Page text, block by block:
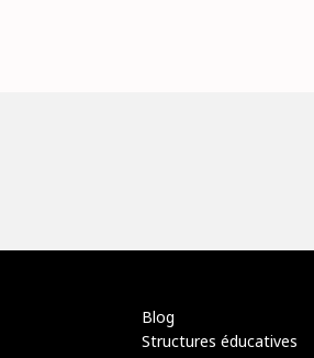
Blog
Structures éducatives